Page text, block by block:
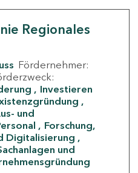
Regionales
Fördernehmer:
Investieren
und
Forschung,
Digitalisierung
und